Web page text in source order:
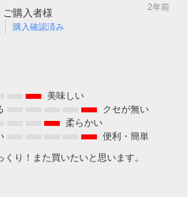
ご購入者様
購入確認済み
2年前
美味しい
クセが無い
柔らかい
便利・簡単
り！また買いたいと思います。